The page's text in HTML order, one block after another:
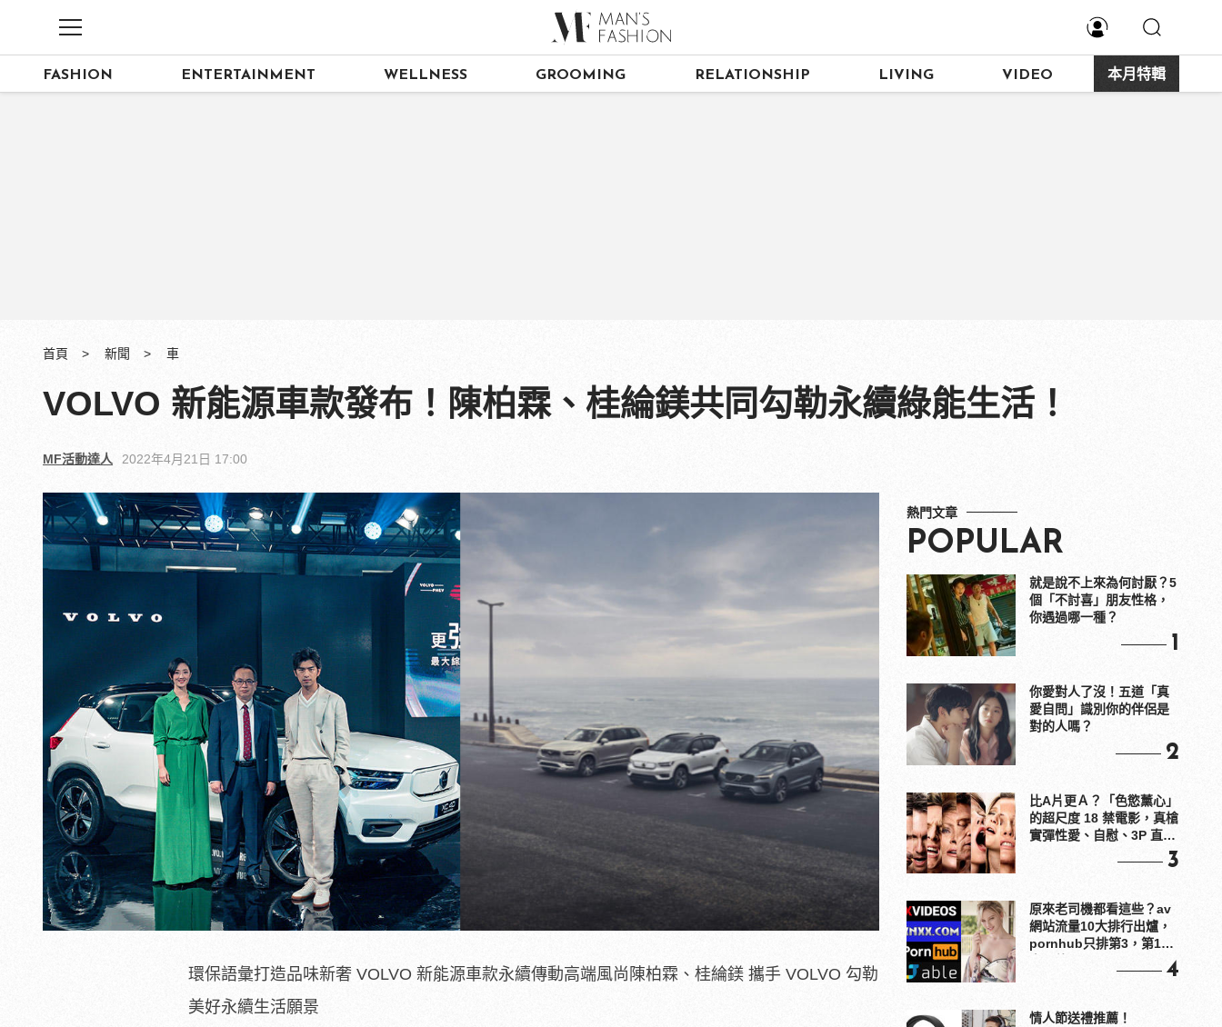
FASHION ENTERTAINMENT WELLNESS GROOMING RELATIONSHIP LIVING VIDEO 本月特輯
首頁 新聞 車
VOLVO 新能源車款發布！陳柏霖、桂綸鎂共同勾勒永續綠能生活！
MF活動達人 2022年4月21日 17:00
環保語彙打造品味新奢 VOLVO 新能源車款永續傳動高端風尚陳柏霖、桂綸鎂 攜手 VOLVO 勾勒
美好永續生活願景
熱門文章
POPULAR
就是說不上來為何討厭？5
個「不討喜」朋友性格，
你遇過哪一種？
1
你愛對人了沒！五道「真
愛自問」識別你的伴侶是
對的人嗎？
2
比A片更Ａ？「色慾薰心」
的超尺度 18 禁電影，真槍
實彈性愛、自慰、3P 直接
3
原來老司機都看這些？av
網站流量10大排行出爐，
pornhub只排第3，第1名
4
情人節送禮推薦！